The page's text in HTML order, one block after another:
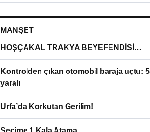
MANŞET
HOŞÇAKAL TRAKYA BEYEFENDİSİ…
Kontrolden çıkan otomobil baraja uçtu: 5
yaralı
Urfa’da Korkutan Gerilim!
Seçime 1 Kala Atama